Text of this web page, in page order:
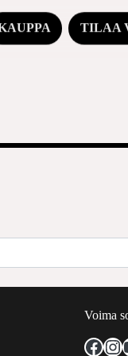
TILAA
Voima